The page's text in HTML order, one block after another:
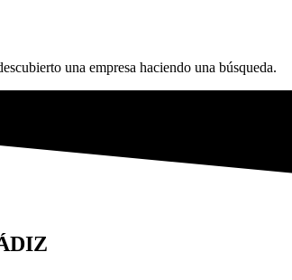
una empresa haciendo una búsqueda.